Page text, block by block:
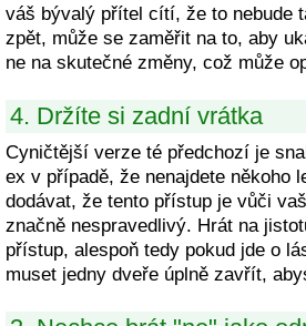
váš bývalý přítel cítí, že to nebude
zpět, může se zaměřit na to, aby
ne na skutečné změny, což může
4. Držíte si zadní vrátka
Cyničtější verze té předchozí je
ex v případě, že nenajdete někoho
dodávat, že tento přístup je vůči
značně nespravedlivý. Hrát na
přístup, alespoň tedy pokud jde o
muset jedny dveře úplně zavřít,